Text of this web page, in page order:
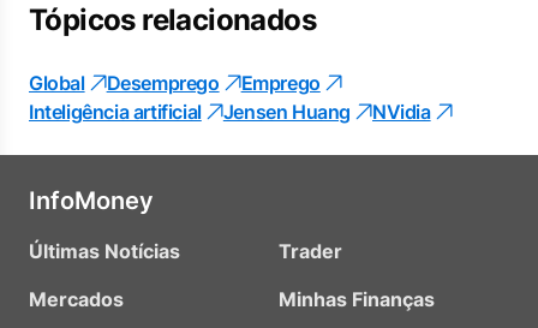
Tópicos relacionados
Global Desemprego
Emprego
Inteligência artificial
Jensen Huang NVidia
InfoMoney
Últimas Notícias
Mercados
Trader
Minhas Finanças